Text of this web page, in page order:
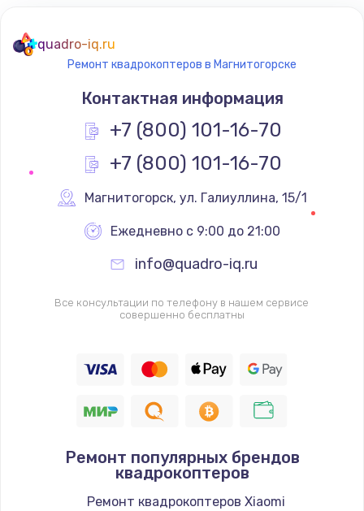
quadro-iq.ru
Ремонт квадрокоптеров в Магнитогорске
Контактная информация
+7 (800) 101-16-70
+7 (800) 101-16-70
Магнитогорск, ул. Галиуллина, 15/1
Ежедневно с 9:00 до 21:00
info@quadro-iq.ru
Все консультации по телефону в нашем сервисе
совершенно бесплатны
Ремонт популярных брендов
квадрокоптеров
Ремонт квадрокоптеров Xiaomi